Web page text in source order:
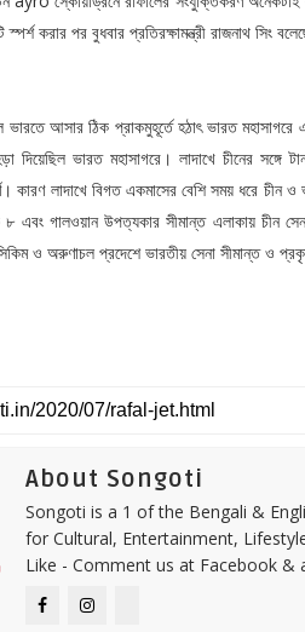
স্পর্শ করার পর বুধবার প্রতিরক্ষামন্ত্রী রাজনাথ
ঠিক প্রাকমুহূর্তে হঠাৎ ভারত মহাসাগরে
দিয়েছিল ভারত মহাসাগরে। লাদাখে চীনের
কারণ লাদাখে বিগত একমাসের বেশি সময় ধরে
৮ এবং গালওয়ান উপত্যকার সীমান্ত এলাকায় চীন
ও অরুণাচল প্রদেশে ভারতীয় সেনা সীমান্ত ও প্রকৃত
About Songoti
Songoti is a 1 of the Bengali &
for Cultural, Entertainment,
Like - Comment us at Facebook &